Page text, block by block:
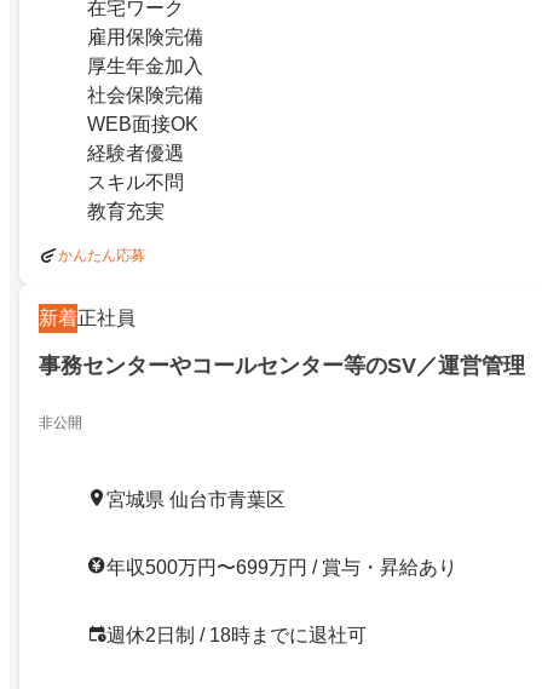
在宅ワーク
雇用保険完備
厚生年金加入
社会保険完備
WEB面接OK
経験者優遇
スキル不問
教育充実
かんたん応募
新着正社員
事務センターやコールセンター等のSV／運営管理
非公開
宮城県 仙台市青葉区
年収500万円〜699万円 / 賞与・昇給あり
週休2日制 / 18時までに退社可